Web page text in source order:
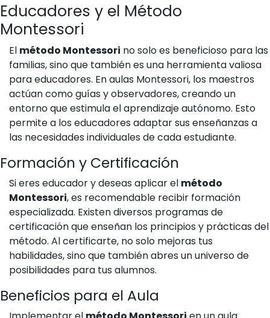
Educadores y el Método
Montessori
El método Montessori no solo es beneficioso para las
familias, sino que también es una herramienta valiosa
para educadores. En aulas Montessori, los maestros
actúan como guías y observadores, creando un
entorno que estimula el aprendizaje autónomo. Esto
permite a los educadores adaptar sus enseñanzas a
las necesidades individuales de cada estudiante.
Formación y Certificación
Si eres educador y deseas aplicar el método
Montessori, es recomendable recibir formación
especializada. Existen diversos programas de
certificación que enseñan los principios y prácticas del
método. Al certificarte, no solo mejoras tus
habilidades, sino que también abres un universo de
posibilidades para tus alumnos.
Beneficios para el Aula